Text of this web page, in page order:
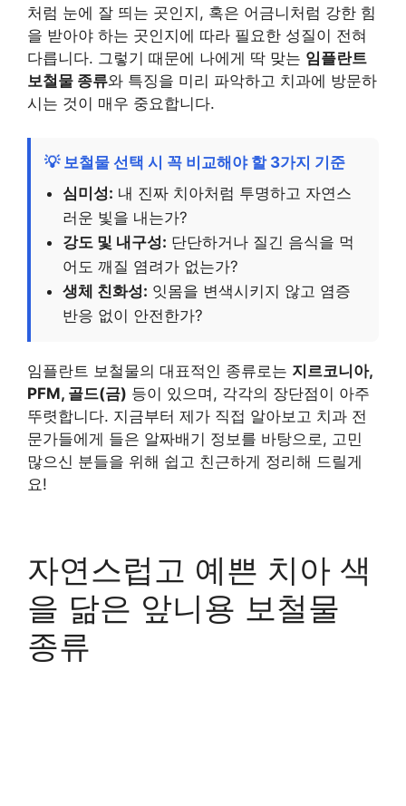
처럼 눈에 잘 띄는 곳인지, 혹은 어금니처럼 강한 힘
을 받아야 하는 곳인지에 따라 필요한 성질이 전혀
다릅니다. 그렇기 때문에 나에게 딱 맞는 임플란트
보철물 종류와 특징을 미리 파악하고 치과에 방문하
시는 것이 매우 중요합니다.
💡 보철물 선택 시 꼭 비교해야 할 3가지 기준
심미성: 내 진짜 치아처럼 투명하고 자연스
러운 빛을 내는가?
강도 및 내구성: 단단하거나 질긴 음식을 먹
어도 깨질 염려가 없는가?
생체 친화성: 잇몸을 변색시키지 않고 염증
반응 없이 안전한가?
임플란트 보철물의 대표적인 종류로는 지르코니아,
PFM, 골드(금) 등이 있으며, 각각의 장단점이 아주
뚜렷합니다. 지금부터 제가 직접 알아보고 치과 전
문가들에게 들은 알짜배기 정보를 바탕으로, 고민
많으신 분들을 위해 쉽고 친근하게 정리해 드릴게
요!
자연스럽고 예쁜 치아 색
을 닮은 앞니용 보철물
종류